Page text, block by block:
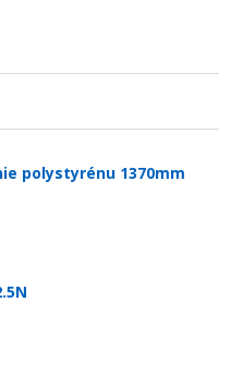
polystyrénu 1370mm